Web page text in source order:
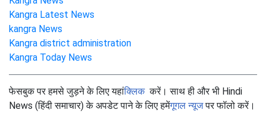
Kangra Latest News
kangra News
Kangra district administration
Kangra Today News
फेसबुक पर हमसे जुड़ने के लिए यहांक्लिककरें। साथ ही और भी Hindi
News (हिंदी समाचार) के अपडेट पाने के लिए हमेंगूगल न्यूजपर फॉलो करें।